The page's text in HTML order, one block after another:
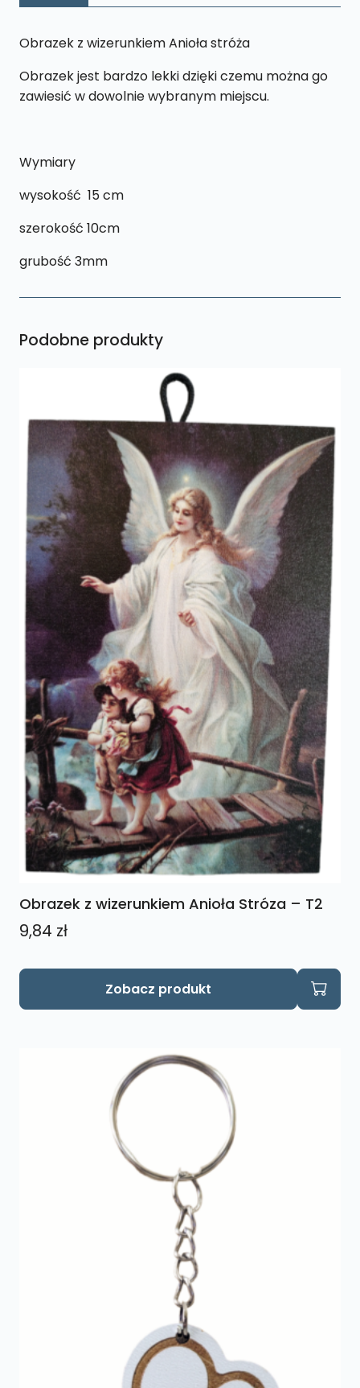
T1
Obrazek z wizerunkiem Anioła stróża
Obrazek jest bardzo lekki dzięki czemu można go
zawiesić w dowolnie wybranym miejscu.
Wymiary
wysokość 15 cm
szerokość 10cm
grubość 3mm
Podobne produkty
Obrazek z wizerunkiem Anioła Stróza – T2
9,84 zł
Zobacz produkt